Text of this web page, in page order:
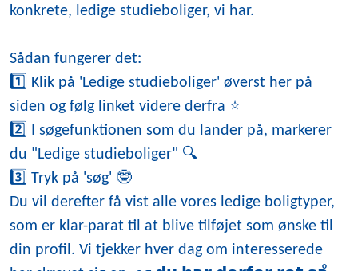
konkrete, ledige studieboliger, vi har.
Sådan fungerer det:
1️⃣ Klik på 'Ledige studieboliger' øverst her på
siden og følg linket videre derfra ⭐️
2️⃣ I søgefunktionen som du lander på, markerer
du "Ledige studieboliger" 🔍
3️⃣ Tryk på 'søg' 🤓
Du vil derefter få vist alle vores ledige boligtyper,
som er klar-parat til at blive tilføjet som ønske til
din profil. Vi tjekker hver dag om interesserede